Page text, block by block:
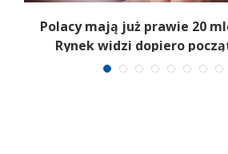
Polacy mają już prawie 20
Rynek widzi dopiero